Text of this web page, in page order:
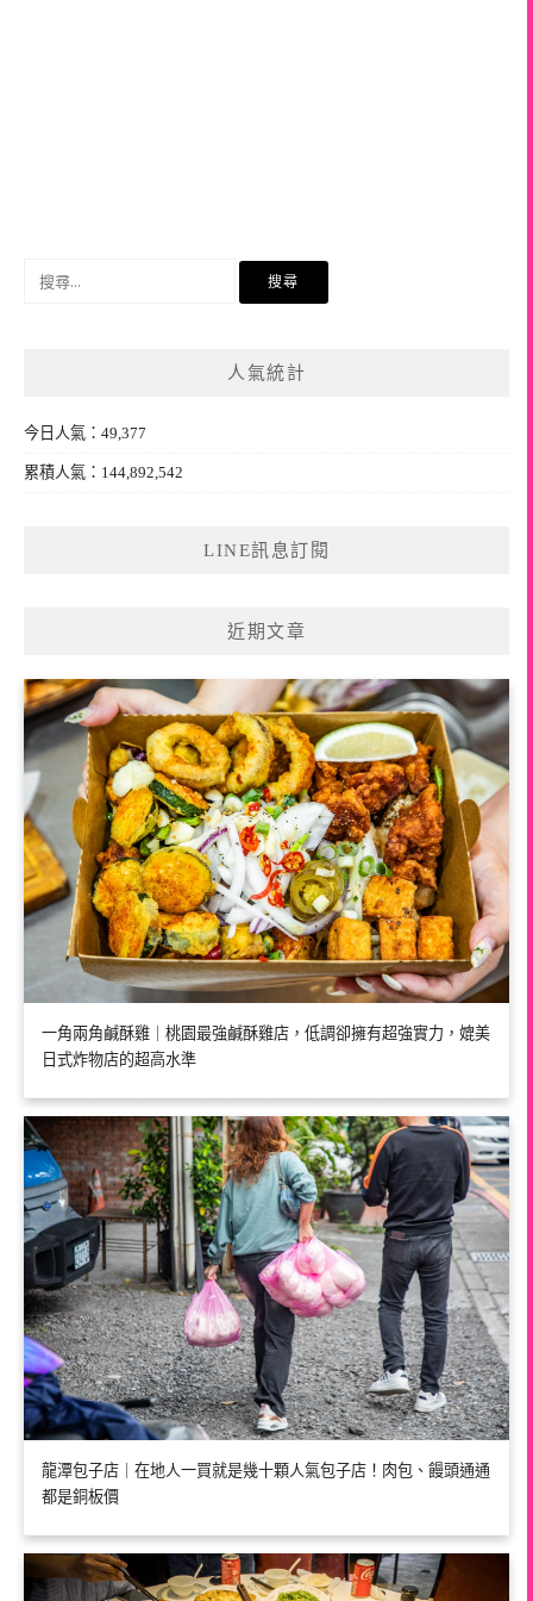
人氣統計
今日人氣：49,377
累積人氣：144,892,542
LINE訊息訂閱
近期文章
一角兩角鹹酥雞｜桃園最強鹹酥雞店，低調卻擁有超強實力，媲美
日式炸物店的超高水準
龍潭包子店｜在地人一買就是幾十顆人氣包子店！肉包、饅頭通通
都是銅板價